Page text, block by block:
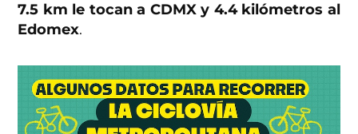
7.5 km le tocan a CDMX y 4.4 kilómetros al
Edomex.